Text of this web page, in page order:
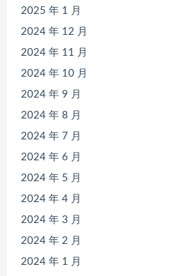
2025 年 1 月
2024 年 12 月
2024 年 11 月
2024 年 10 月
2024 年 9 月
2024 年 8 月
2024 年 7 月
2024 年 6 月
2024 年 5 月
2024 年 4 月
2024 年 3 月
2024 年 2 月
2024 年 1 月